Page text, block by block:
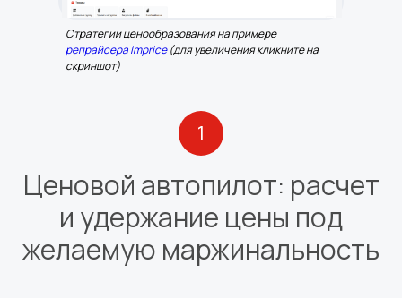
Стратегии ценообразования на примере
репрайсера Imprice(для увеличения кликните на
скриншот)
1
Ценовой автопилот: расчет
и удержание цены под
желаемую маржинальность